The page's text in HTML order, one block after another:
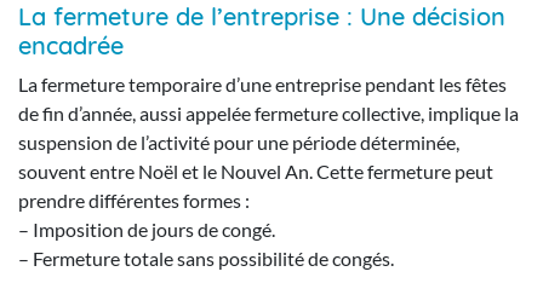
La fermeture de l’entreprise : Une décision
encadrée
La fermeture temporaire d’une entreprise pendant les fêtes
de fin d’année, aussi appelée fermeture collective, implique la
suspension de l’activité pour une période déterminée,
souvent entre Noël et le Nouvel An. Cette fermeture peut
prendre différentes formes :
– Imposition de jours de congé.
– Fermeture totale sans possibilité de congés.